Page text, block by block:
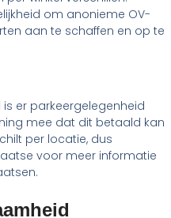
om anonieme OV-
aan te schaffen en op te
is er parkeergelegenheid
mee dat dit betaald kan
per locatie, dus
voor meer informatie